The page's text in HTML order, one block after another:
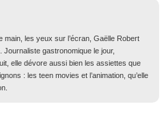
main, les yeux sur l’écran, Gaëlle Robert
gastronomique le jour,
elle dévore aussi bien les assiettes que
: les teen movies et l’animation, qu’elle